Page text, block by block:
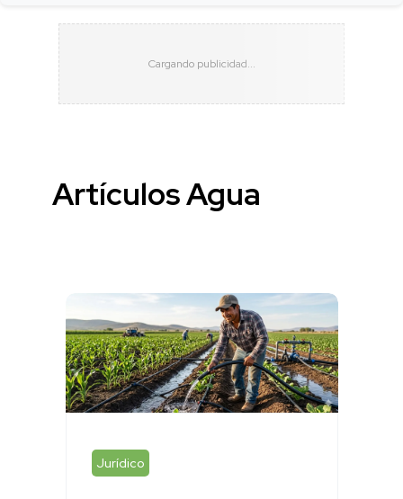
Artículos Agua
Jurídico